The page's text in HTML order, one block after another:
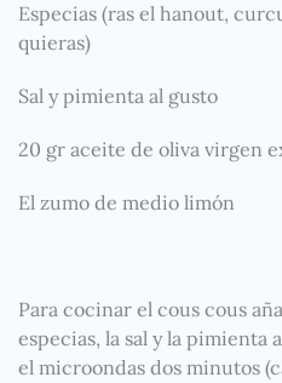
Especias (ras el hanout,
quieras)
Sal y pimienta al gusto
20 gr aceite de oliva virgen
El zumo de medio limón
Para cocinar el cous cous
especias, la sal y la pimienta
el microondas dos minutos